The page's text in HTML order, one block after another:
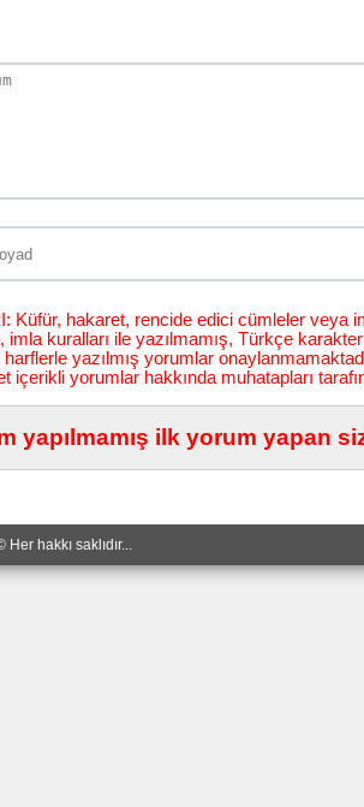
Küfür, hakaret, rencide edici cümleler veya
imla kuralları ile yazılmamış, Türkçe
harflerle yazılmış yorumlar
içerikli yorumlar hakkında muhatapları
yapılmamış ilk yorum yapan
hakkı saklıdır...